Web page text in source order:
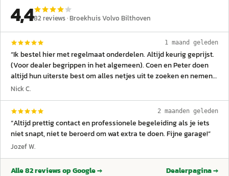
4,482 reviews ·Broekhuis Volvo Bilthoven
1 maand geleden
“Ik bestel hier met regelmaat onderdelen. Altijd keurig geprijst.
(Voor dealer begrippen in het algemeen). Coen en Peter doen
altijd hun uiterste best om alles netjes uit te zoeken en nemen
de tijd. Eigenlijk nooit gedoe. Ik ben zeer tevreden!
Nick C.
2 maanden geleden
“Altijd prettig contact en professionele begeleiding als je iets
niet snapt, niet te beroerd om wat extra te doen. Fijne garage!”
Jozef W.
Alle82reviews op Google → Dealerpagina →